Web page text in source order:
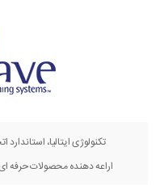
تکنولوژی ایتالیا،
اراعه دهنده محصولات حرفه